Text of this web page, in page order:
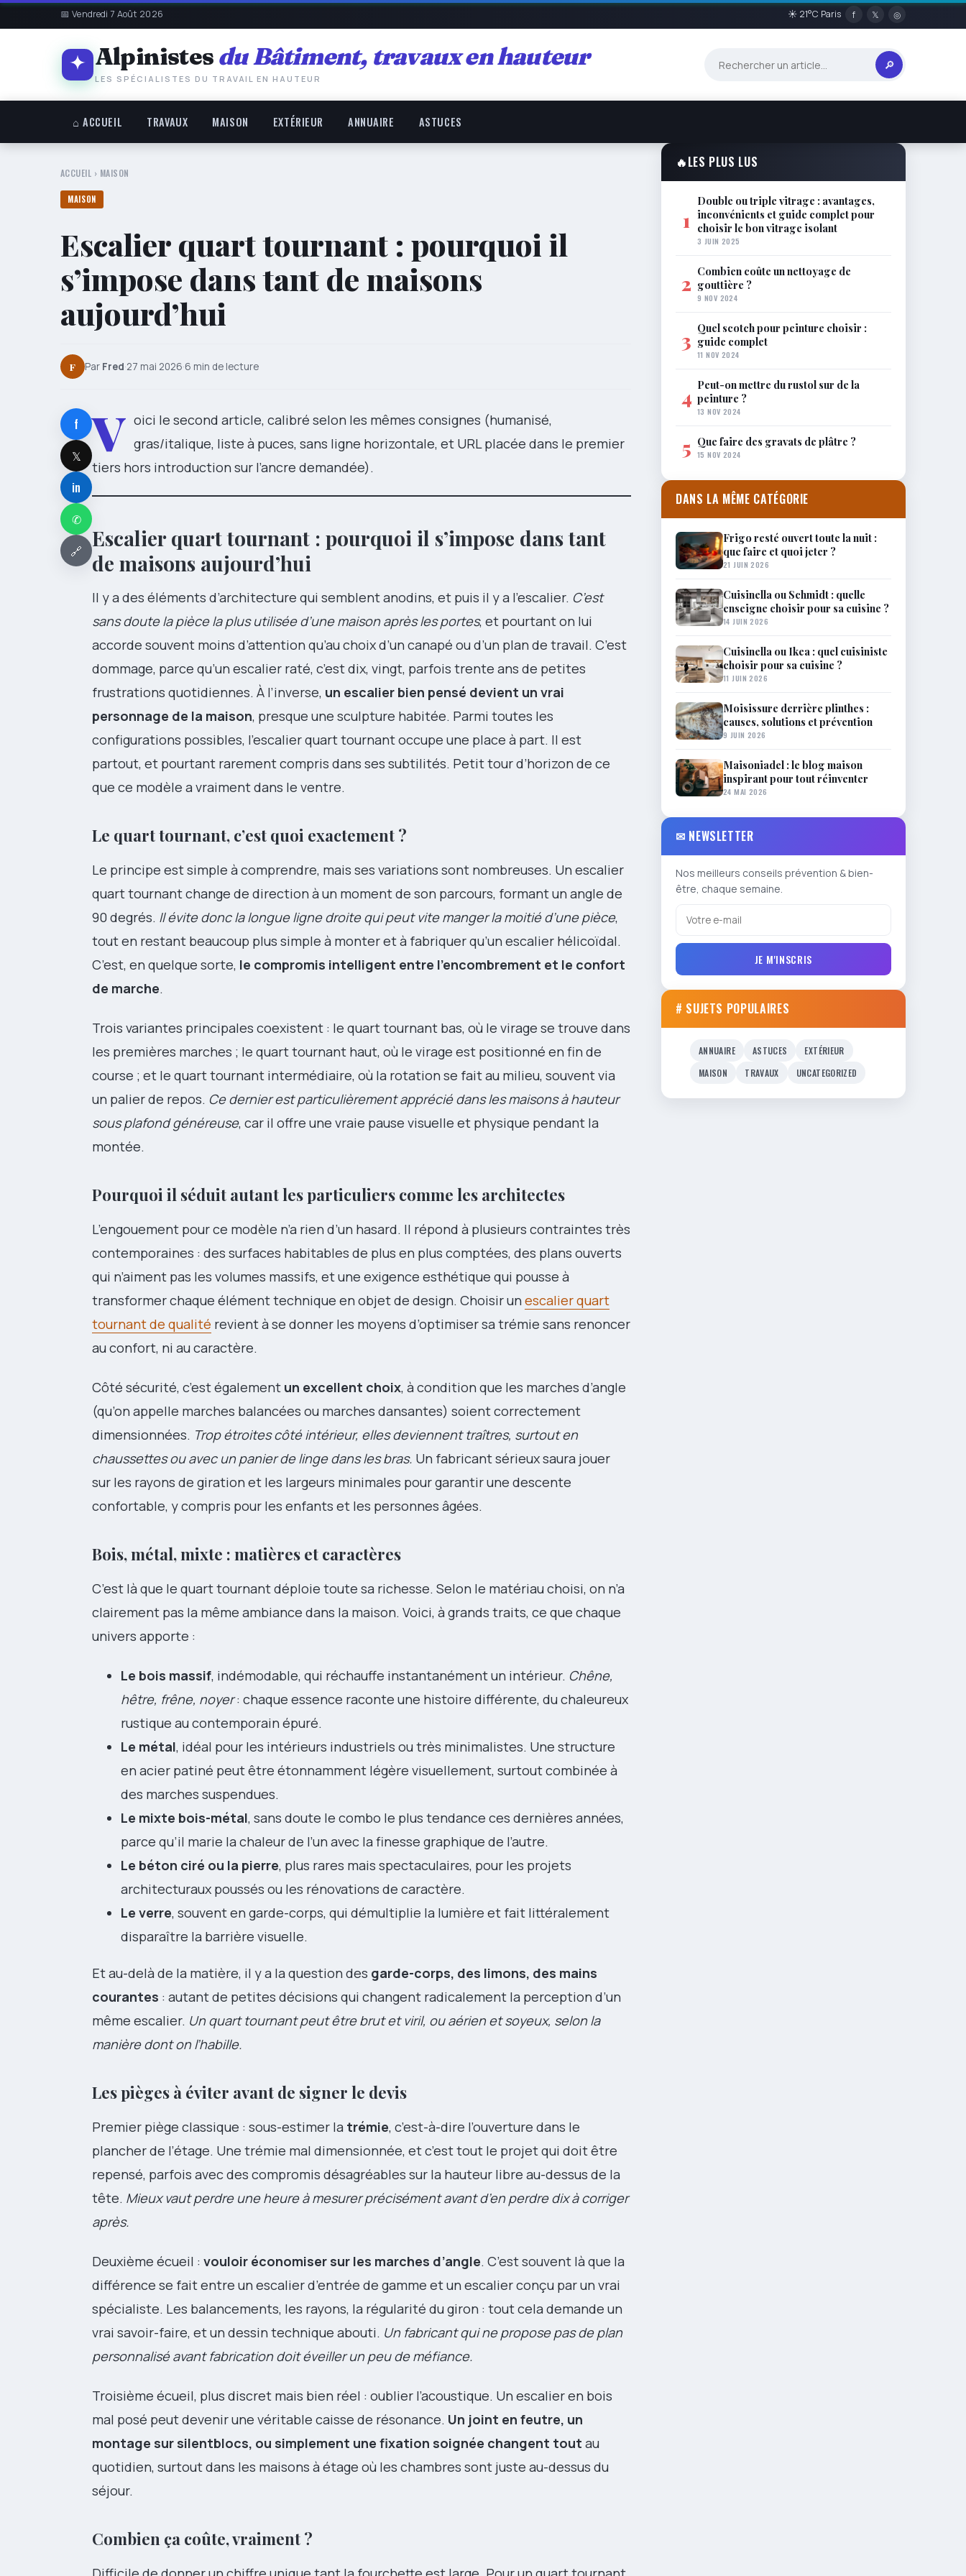
📅 Vendredi 7 Août 2026 ☀ 21°C Paris f 𝕏 ◎
Alpinistes du Bâtiment, travaux en hauteur
LES SPÉCIALISTES DU TRAVAIL EN HAUTEUR
🔎
⌂ ACCUEIL TRAVAUX MAISON EXTÉRIEUR ANNUAIRE ASTUCES
ACCUEIL › MAISON
MAISON
Escalier quart tournant : pourquoi il
s’impose dans tant de maisons
aujourd’hui
F Par Fred·27 mai 2026·6 min de lecture
f
𝕏
in
✆
🔗
V oici le second article, calibré selon les mêmes consignes (humanisé,
gras/italique, liste à puces, sans ligne horizontale, et URL placée dans le premier
tiers hors introduction sur l’ancre demandée).
Escalier quart tournant : pourquoi il s’impose dans tant
de maisons aujourd’hui
Il y a des éléments d’architecture qui semblent anodins, et puis il y a l’escalier. C’est
sans doute la pièce la plus utilisée d’une maison après les portes, et pourtant on lui
accorde souvent moins d’attention qu’au choix d’un canapé ou d’un plan de travail. C’est
dommage, parce qu’un escalier raté, c’est dix, vingt, parfois trente ans de petites
frustrations quotidiennes. À l’inverse, un escalier bien pensé devient un vrai
personnage de la maison, presque une sculpture habitée. Parmi toutes les
configurations possibles, l’escalier quart tournant occupe une place à part. Il est
partout, et pourtant rarement compris dans ses subtilités. Petit tour d’horizon de ce
que ce modèle a vraiment dans le ventre.
Le quart tournant, c’est quoi exactement ?
Le principe est simple à comprendre, mais ses variations sont nombreuses. Un escalier
quart tournant change de direction à un moment de son parcours, formant un angle de
90 degrés. Il évite donc la longue ligne droite qui peut vite manger la moitié d’une pièce,
tout en restant beaucoup plus simple à monter et à fabriquer qu’un escalier hélicoïdal.
C’est, en quelque sorte, le compromis intelligent entre l’encombrement et le confort
de marche.
Trois variantes principales coexistent : le quart tournant bas, où le virage se trouve dans
les premières marches ; le quart tournant haut, où le virage est positionné en fin de
course ; et le quart tournant intermédiaire, où la rotation se fait au milieu, souvent via
un palier de repos. Ce dernier est particulièrement apprécié dans les maisons à hauteur
sous plafond généreuse, car il offre une vraie pause visuelle et physique pendant la
montée.
Pourquoi il séduit autant les particuliers comme les architectes
L’engouement pour ce modèle n’a rien d’un hasard. Il répond à plusieurs contraintes très
contemporaines : des surfaces habitables de plus en plus comptées, des plans ouverts
qui n’aiment pas les volumes massifs, et une exigence esthétique qui pousse à
transformer chaque élément technique en objet de design. Choisir un escalier quart
tournant de qualité revient à se donner les moyens d’optimiser sa trémie sans renoncer
au confort, ni au caractère.
Côté sécurité, c’est également un excellent choix, à condition que les marches d’angle
(qu’on appelle marches balancées ou marches dansantes) soient correctement
dimensionnées. Trop étroites côté intérieur, elles deviennent traîtres, surtout en
chaussettes ou avec un panier de linge dans les bras. Un fabricant sérieux saura jouer
sur les rayons de giration et les largeurs minimales pour garantir une descente
confortable, y compris pour les enfants et les personnes âgées.
Bois, métal, mixte : matières et caractères
C’est là que le quart tournant déploie toute sa richesse. Selon le matériau choisi, on n’a
clairement pas la même ambiance dans la maison. Voici, à grands traits, ce que chaque
univers apporte :
Le bois massif, indémodable, qui réchauffe instantanément un intérieur. Chêne,
hêtre, frêne, noyer: chaque essence raconte une histoire différente, du chaleureux
rustique au contemporain épuré.
Le métal, idéal pour les intérieurs industriels ou très minimalistes. Une structure
en acier patiné peut être étonnamment légère visuellement, surtout combinée à
des marches suspendues.
Le mixte bois-métal, sans doute le combo le plus tendance ces dernières années,
parce qu’il marie la chaleur de l’un avec la finesse graphique de l’autre.
Le béton ciré ou la pierre, plus rares mais spectaculaires, pour les projets
architecturaux poussés ou les rénovations de caractère.
Le verre, souvent en garde-corps, qui démultiplie la lumière et fait littéralement
disparaître la barrière visuelle.
Et au-delà de la matière, il y a la question des garde-corps, des limons, des mains
courantes : autant de petites décisions qui changent radicalement la perception d’un
même escalier. Un quart tournant peut être brut et viril, ou aérien et soyeux, selon la
manière dont on l’habille.
Les pièges à éviter avant de signer le devis
Premier piège classique : sous-estimer la trémie, c’est-à-dire l’ouverture dans le
plancher de l’étage. Une trémie mal dimensionnée, et c’est tout le projet qui doit être
repensé, parfois avec des compromis désagréables sur la hauteur libre au-dessus de la
tête. Mieux vaut perdre une heure à mesurer précisément avant d’en perdre dix à corriger
après.
Deuxième écueil : vouloir économiser sur les marches d’angle. C’est souvent là que la
différence se fait entre un escalier d’entrée de gamme et un escalier conçu par un vrai
spécialiste. Les balancements, les rayons, la régularité du giron : tout cela demande un
vrai savoir-faire, et un dessin technique abouti. Un fabricant qui ne propose pas de plan
personnalisé avant fabrication doit éveiller un peu de méfiance.
Troisième écueil, plus discret mais bien réel : oublier l’acoustique. Un escalier en bois
mal posé peut devenir une véritable caisse de résonance. Un joint en feutre, un
montage sur silentblocs, ou simplement une fixation soignée changent tout au
quotidien, surtout dans les maisons à étage où les chambres sont juste au-dessus du
séjour.
Combien ça coûte, vraiment ?
🔥LES PLUS LUS
1
Double ou triple vitrage : avantages,
inconvénients et guide complet pour
choisir le bon vitrage isolant
3 JUIN 2025
2 Combien coûte un nettoyage de
gouttière ?
9 NOV 2024
3 Quel scotch pour peinture choisir :
guide complet
11 NOV 2024
4 Peut-on mettre du rustol sur de la
peinture ?
13 NOV 2024
5 Que faire des gravats de plâtre ?
15 NOV 2024
DANS LA MÊME CATÉGORIE
Frigo resté ouvert toute la nuit :
que faire et quoi jeter ?
21 JUIN 2026
Cuisinella ou Schmidt : quelle
enseigne choisir pour sa cuisine ?
14 JUIN 2026
Cuisinella ou Ikea : quel cuisiniste
choisir pour sa cuisine ?
11 JUIN 2026
Moisissure derrière plinthes :
causes, solutions et prévention
9 JUIN 2026
Maisoniadel : le blog maison
inspirant pour tout réinventer
24 MAI 2026
✉ NEWSLETTER
Nos meilleurs conseils prévention & bien-
être, chaque semaine.
JE M'INSCRIS
# SUJETS POPULAIRES
ANNUAIRE ASTUCES
EXTÉRIEUR
MAISON
TRAVAUX UNCATEGORIZED